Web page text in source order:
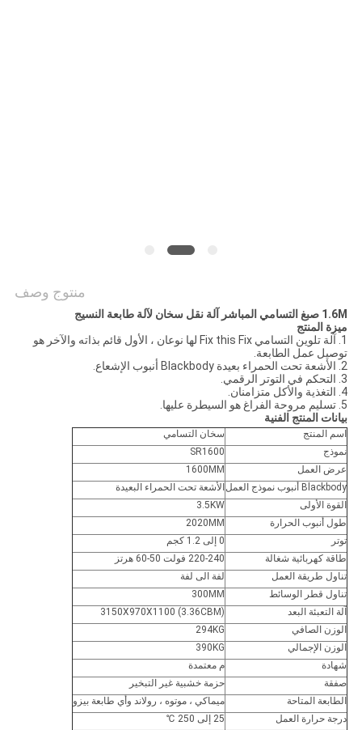
منتوج وصف
1.6M صبغ التسامي المباشر آلة نقل سخان لآلة طابعة النسيج
ميزة المنتج
1. آلة تلوين التسامي Fix this Fix لها نوعان ، الأول قائم بذاته والآخر هو
توصيل عمل الطابعة.
2. الأشعة تحت الحمراء بعيدة Blackbody أنبوب الإشعاع.
3. التحكم في التوتر الرقمي.
4. التغذية والأكل متزامنان.
5. تسليم مروحة الفراغ هو السيطرة عليها.
بيانات المنتج الفنية
اسم المنتج
سخان التسامي
نموذج
SR1600
عرض العمل
1600MM
Blackbody أنبوب نموذج العمل
الأشعة تحت الحمراء البعيدة
القوة الأولى
3.5KW
طول أنبوب الحرارة
2020MM
توتر
0 إلى 1.2 كجم
طاقة كهربائية شغالة
220-240 فولت 50-60 هرتز
تناول طريقة العمل
لفة الى لفة
تناول قطر الوسائط
300MM
آلة التعبئة البعد
3150X970X1100 (3.36CBM)
الوزن الصافي
294KG
الوزن الإجمالي
390KG
شهادة
م معتمدة
صفقة
حزمة خشبية غير التبخير
الطابعة المتاحة
ميماكي ، موتوه ، رولاند وأي طابعة بيزو
درجة حرارة العمل
25 إلى 250 ℃